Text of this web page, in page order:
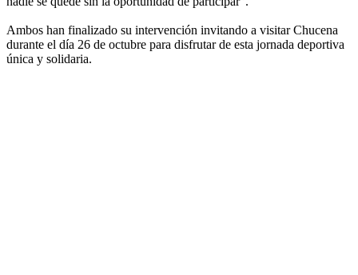
Ambos han finalizado su intervención invitando a visitar Chucena
durante el día 26 de octubre para disfrutar de esta jornada deportiva
única y solidaria.